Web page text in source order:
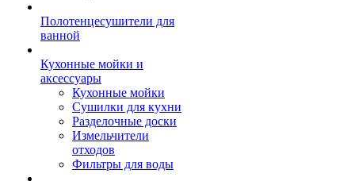
Полотенцесушители для
ванной
Кухонные мойки и
аксессуары
Кухонные мойки
Сушилки для кухни
Разделочные доски
Измельчители
отходов
Фильтры для воды